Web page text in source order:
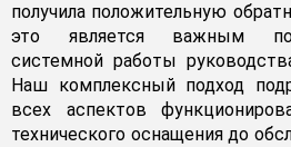
получила положительную
это является важным
системной работы
Наш комплексный подход
всех аспектов
технического оснащения до